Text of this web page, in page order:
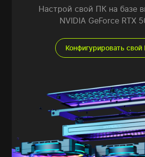
Настрой свой ПК на базе
NVIDIA GeForce RTX
Конфигурировать свой